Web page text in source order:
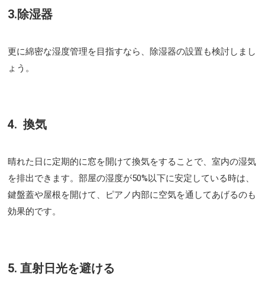
3.除湿器
更に綿密な湿度管理を目指すなら、除湿器の設置も検討しまし
ょう。
4. 換気
晴れた日に定期的に窓を開けて換気をすることで、室内の湿気
を排出できます。部屋の湿度が50%以下に安定している時は、
鍵盤蓋や屋根を開けて、ピアノ内部に空気を通してあげるのも
効果的です。
5. 直射日光を避ける